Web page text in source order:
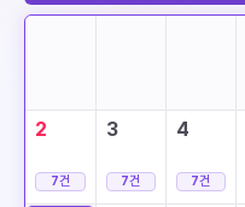
2
7건
3
7건
4
7건